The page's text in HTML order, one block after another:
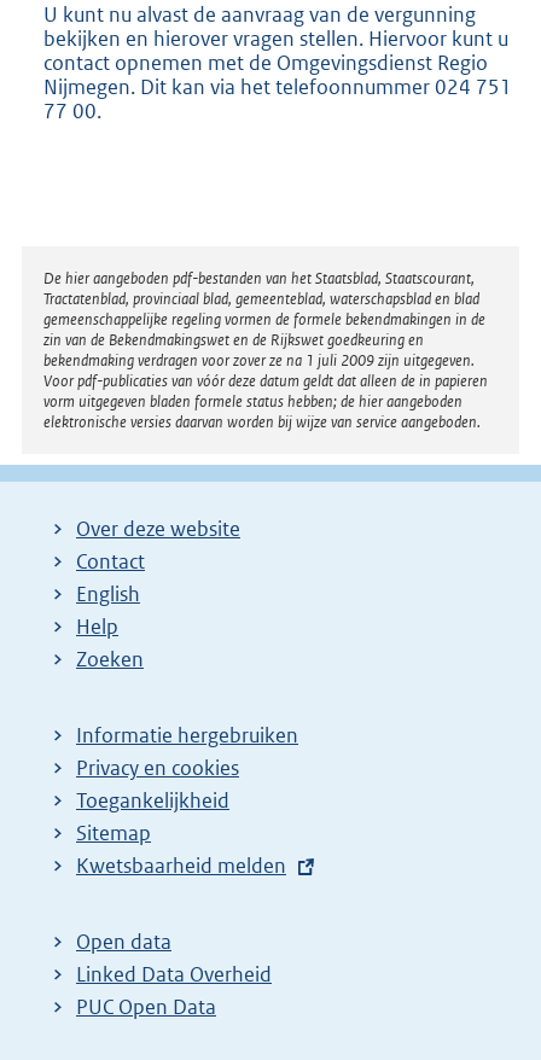
U kunt nu alvast de aanvraag van de vergunning
bekijken en hierover vragen stellen. Hiervoor kunt u
contact opnemen met de Omgevingsdienst Regio
Nijmegen. Dit kan via het telefoonnummer 024 751
77 00.
Disclaimer
De hier aangeboden pdf-bestanden van het Staatsblad, Staatscourant,
Tractatenblad, provinciaal blad, gemeenteblad, waterschapsblad en blad
gemeenschappelijke regeling vormen de formele bekendmakingen in de
zin van de Bekendmakingswet en de Rijkswet goedkeuring en
bekendmaking verdragen voor zover ze na 1 juli 2009 zijn uitgegeven.
Voor pdf-publicaties van vóór deze datum geldt dat alleen de in papieren
vorm uitgegeven bladen formele status hebben; de hier aangeboden
elektronische versies daarvan worden bij wijze van service aangeboden.
Over deze website
Contact
English
Help
Zoeken
Informatie hergebruiken
Privacy en cookies
Toegankelijkheid
Sitemap
E
t
e
r
Kwetsbaarheid melden
Open data
Linked Data Overheid
PUC Open Data